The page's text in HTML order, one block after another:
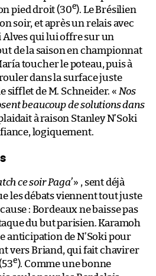
pied droit (30e). Le Brésilien
soir, et après un relais avec
Alves qui lui offre sur un
de la saison en championnat
toucher le poteau, puis à
dans la surface juste
sifflet de M. Schneider. « Nos
beaucoup de solutions dans
à raison Stanley N’Soki
logiquement.
ce soir Paga’» , sent déjà
les débats viennent tout juste
: Bordeaux ne baisse pas
du but parisien. Karamoh
anticipation de N’Soki pour
vers Briand, qui fait chavirer
e). Comme une bonne